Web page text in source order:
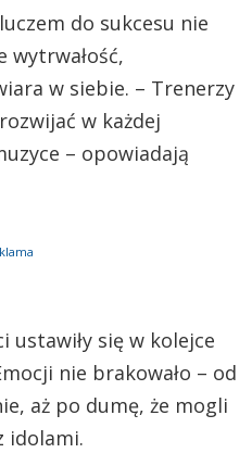
do sukcesu nie
wytrwałość,
w siebie. – Trenerzy
w każdej
– opowiadają
ustawiły się w kolejce
nie brakowało – od
aż po dumę, że mogli
idolami.